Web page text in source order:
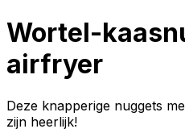
Wortel-
airfryer
Deze knapperige nuggets
zijn heerlijk!